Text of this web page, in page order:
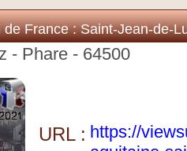
de France : Saint-Jean-de-
- Phare - 64500
URL : https://